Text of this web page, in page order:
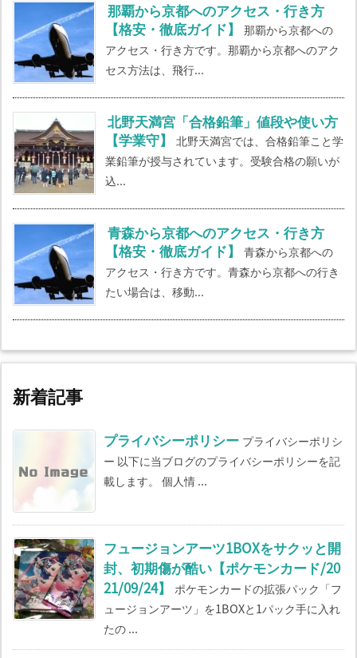
那覇から京都へのアクセス・行き方
【格安・徹底ガイド】
那覇から京都への
アクセス・行き方です。那覇から京都へのアク
セス方法は、飛行...
北野天満宮「合格鉛筆」値段や使い方
【学業守】
北野天満宮では、合格鉛筆こと学
業鉛筆が授与されています。受験合格の願いが
込...
青森から京都へのアクセス・行き方
【格安・徹底ガイド】
青森から京都への
アクセス・行き方です。青森から京都への行き
たい場合は、移動...
新着記事
プライバシーポリシー プライバシーポリシ
ー 以下に当ブログのプライバシーポリシーを記
載します。 個人情 ...
フュージョンアーツ1BOXをサクッと開
封、初期傷が酷い【ポケモンカード/20
21/09/24】
ポケモンカードの拡張パック「フ
ュージョンアーツ」を1BOXと1パック手に入れ
たの ...